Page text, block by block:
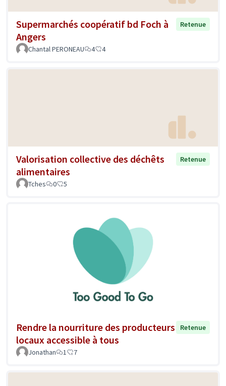
Supermarchés coopératif bd Foch à
Angers
Retenue
Chantal PERONEAU 4 4
Valorisation collective des déchêts
alimentaires
Retenue
Tches 0 5
Rendre la nourriture des producteurs
locaux accessible à tous
Retenue
Jonathan 1 7